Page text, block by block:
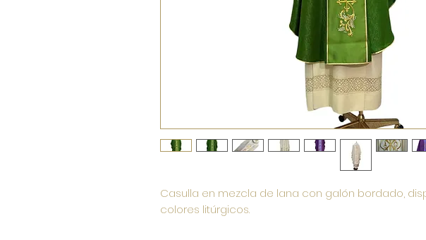
Casulla en mezcla de lana con galón bordado,
colores litúrgicos.